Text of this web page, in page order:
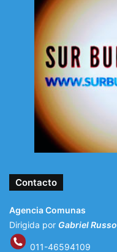
Contacto
Agencia Comunas
Dirigida por Gabriel Russo
011-46594109